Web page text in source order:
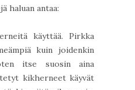
haluan antaa:
käyttää. Pirkka
kuin joidenkin
itse suosin aina
kikherneet käyvät